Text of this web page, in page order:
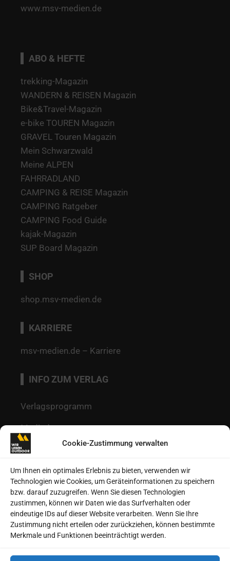
Cookie-Zustimmung verwalten
Um Ihnen ein optimales Erlebnis zu bieten, verwenden wir
Technologien wie Cookies, um Geräteinformationen zu speichern
bzw. darauf zuzugreifen. Wenn Sie diesen Technologien
zustimmen, können wir Daten wie das Surfverhalten oder
eindeutige IDs auf dieser Website verarbeiten. Wenn Sie Ihre
Zustimmung nicht erteilen oder zurückziehen, können bestimmte
Merkmale und Funktionen beeinträchtigt werden.
www.msv-medien.de
ABO & HEFTE
trekking-Magazin
WANDERN & REISEN Magazin
Bike&Travel-Magazin
e-bike TOUREN Magazin
GRAVEL Touren Magazin
Mein Schwarzwald
Meine ALPEN
FAHRRADLAND
CAMPING & REISE Magazin
CAMPING Ratgeber
CAMPING Food Guide
kajak-Magazin
SUP Board Magazin
SHOP
shop.msv-medien.de
KARRIERE
msv-medien.de – Karriere
INFO ZUM VERLAG
Verlagsprogramm
Mediadaten
Redaktion
Kontakt
Autoren
Datenschutz
Impressum
Heftarchive